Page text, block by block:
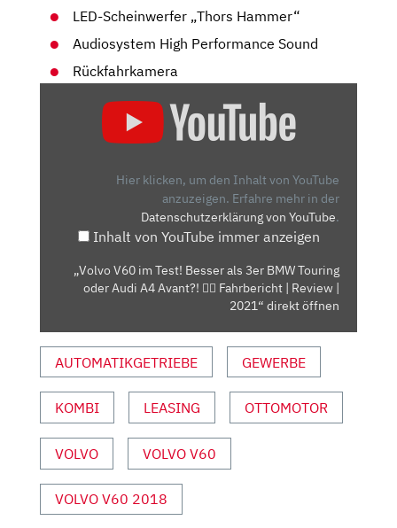
LED-Scheinwerfer „Thors Hammer“
Audiosystem High Performance Sound
Rückfahrkamera
TOURING
AVANT?!
🤷‍♀️
FAHRBERICHT
2021“
VON
YOUTUBE
Hier klicken, um den Inhalt von YouTube
anzuzeigen. Erfahre mehr in der
Datenschutzerklärung von YouTube.
Inhalt von YouTube immer anzeigen
„Volvo V60 im Test! Besser als 3er BMW Touring
oder Audi A4 Avant?! 🤷‍♀️ Fahrbericht | Review |
2021“ direkt öffnen
AUTOMATIKGETRIEBE GEWERBE
KOMBI LEASING OTTOMOTOR
VOLVO VOLVO V60
VOLVO V60 2018